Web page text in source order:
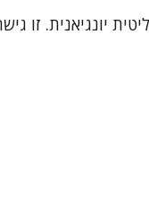
יונגיאנית. זו